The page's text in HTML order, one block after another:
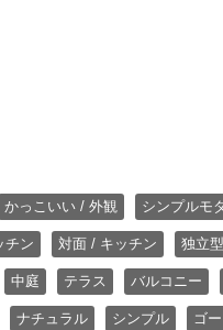
かっこいい / 外観 シンプルモ
チン 対面 / キッチン 独立
中庭 テラス バルコニー
ナチュラル シンプル ゴ